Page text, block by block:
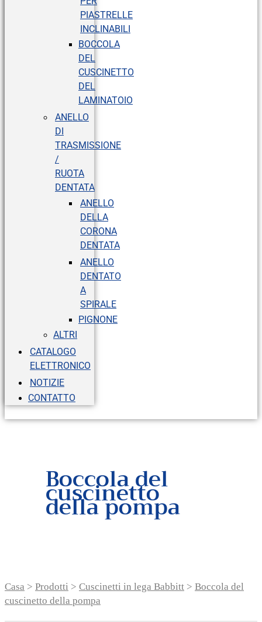
PIASTRELLE
INCLINABILI
BOCCOLA
DEL
CUSCINETTO
DEL
LAMINATOIO
ANELLO
DI
TRASMISSIONE
/
RUOTA
DENTATA
ANELLO
DELLA
CORONA
DENTATA
ANELLO
DENTATO
A
SPIRALE
PIGNONE
ALTRI
CATALOGO
ELETTRONICO
NOTIZIE
CONTATTO
Boccola del
cuscinetto
della pompa
Casa > Prodotti > Cuscinetti in lega Babbitt > Boccola del
cuscinetto della pompa